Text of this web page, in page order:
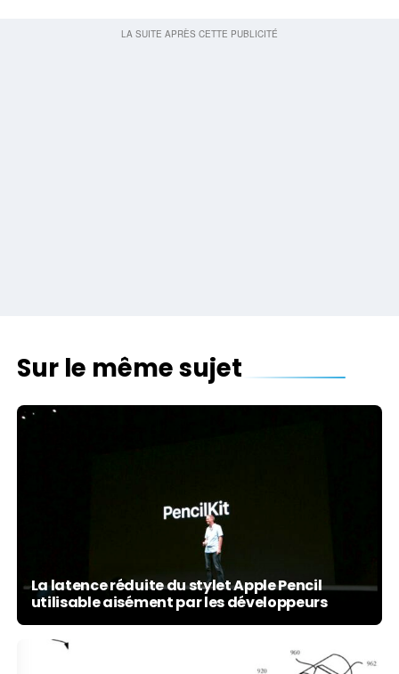
Sur le même sujet
La latence réduite du stylet Apple Pencil
utilisable aisément par les développeurs